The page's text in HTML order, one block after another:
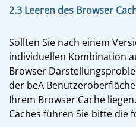
2.3 Leeren des Browser
Sollten Sie nach einem
individuellen Kombination
Browser
der beA
Ihrem Browser Cache
Caches führen Sie bitte die